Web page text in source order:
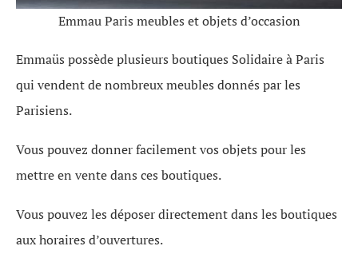
Emmau Paris meubles et objets d’occasion
Emmaüs possède plusieurs boutiques Solidaire à Paris
qui vendent de nombreux meubles donnés par les
Parisiens.
Vous pouvez donner facilement vos objets pour les
mettre en vente dans ces boutiques.
Vous pouvez les déposer directement dans les boutiques
aux horaires d’ouvertures.